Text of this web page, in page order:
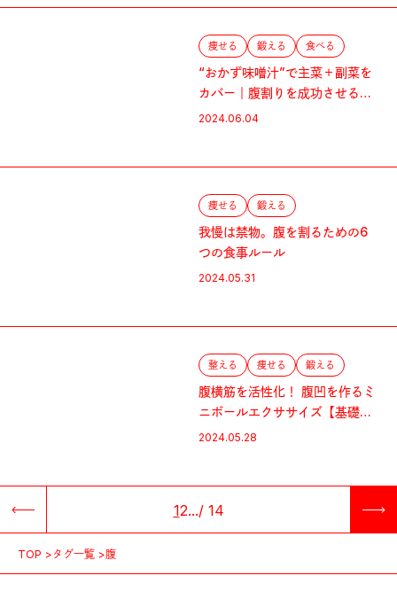
痩せる 鍛える 食べる
“おかず味噌汁”で主菜＋副菜を
カバー｜腹割りを成功させる食
事メソッド10
2024.06.04
痩せる 鍛える
我慢は禁物。腹を割るための6
つの食事ルール
2024.05.31
整える 痩せる 鍛える
腹横筋を活性化！ 腹凹を作るミ
ニボールエクササイズ【基礎
編】
2024.05.28
12.../ 14
TOP タグ一覧 腹